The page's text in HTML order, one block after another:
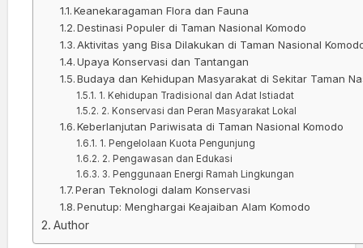
Keanekaragaman Flora dan Fauna
Destinasi Populer di Taman Nasional Komodo
Aktivitas yang Bisa Dilakukan di Taman Nasional
Upaya Konservasi dan Tantangan
Budaya dan Kehidupan Masyarakat di Sekitar Taman
1. Kehidupan Tradisional dan Adat Istiadat
2. Konservasi dan Peran Masyarakat Lokal
Keberlanjutan Pariwisata di Taman Nasional Komodo
1. Pengelolaan Kuota Pengunjung
2. Pengawasan dan Edukasi
3. Penggunaan Energi Ramah Lingkungan
Peran Teknologi dalam Konservasi
Penutup: Menghargai Keajaiban Alam Komodo
Author